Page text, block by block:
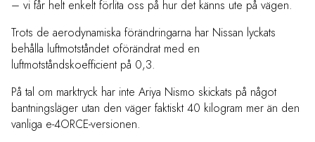
– vi får helt enkelt förlita oss på hur det känns ute på vägen.
Trots de aerodynamiska förändringarna har Nissan lyckats
behålla luftmotståndet oförändrat med en
luftmotståndskoefficient på 0,3.
På tal om marktryck har inte Ariya Nismo skickats på något
bantningsläger utan den väger faktiskt 40 kilogram mer än den
vanliga e-4ORCE-versionen.